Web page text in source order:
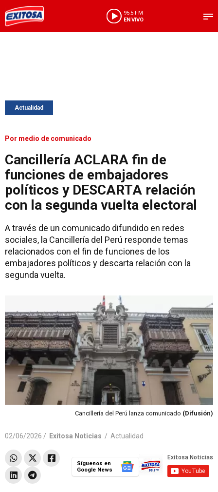
95.5 FM
EN VIVO
Actualidad
Por medio de comunicado
Cancillería ACLARA fin de
funciones de embajadores
políticos y DESCARTA relación
con la segunda vuelta electoral
A través de un comunicado difundido en redes
sociales, la Cancillería del Perú responde temas
relacionados con el fin de funciones de los
embajadores políticos y descarta relación con la
segunda vuelta.
Cancillería del Perú lanza comunicado (Difusión)
02/06/2026 / Exitosa Noticias / Actualidad
Síguenos en
Google News